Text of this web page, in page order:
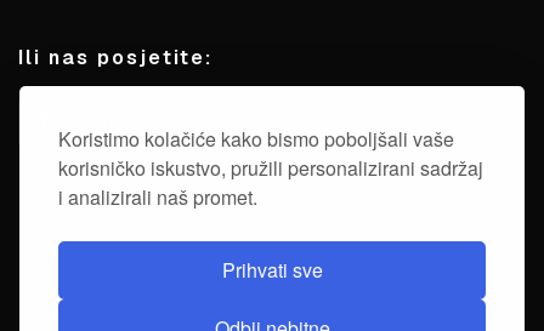
Koristimo kolačiće kako bismo poboljšali vaše
korisničko iskustvo, pružili personalizirani sadržaj
i analizirali naš promet.
Prihvati sve
Ili nas posjetite: